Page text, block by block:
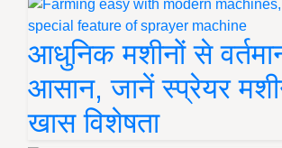
आधुनिक मशीनों से
आसान, जानें स्प्रेयर
खास विशेषता